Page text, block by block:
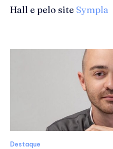
Hall e pelo site Sympla
Destaque